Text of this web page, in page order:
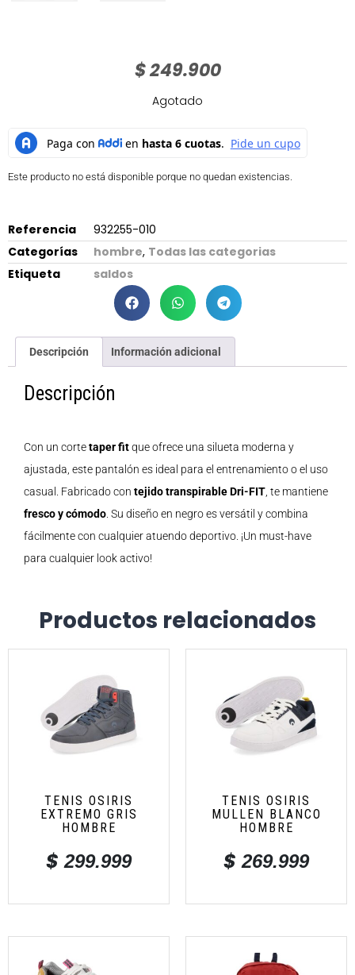
$249.900
Agotado
Este producto no está disponible porque no quedan existencias.
Referencia
932255-010
Categorías
hombre, Todas las categorias
Etiqueta
saldos
Descripción Información adicional
Descripción
Con un cortetaper fitque ofrece una silueta moderna y
ajustada, este pantalón es ideal para el entrenamiento o el uso
casual. Fabricado con tejido transpirable Dri-FIT, te mantiene
fresco y cómodo. Su diseño en negro es versátil y combina
fácilmente con cualquier atuendo deportivo. ¡Un must-have
para cualquier look activo!
Productos relacionados
TENIS OSIRIS
EXTREMO GRIS
HOMBRE
$ 299.999
TENIS OSIRIS
MULLEN BLANCO
HOMBRE
$ 269.999